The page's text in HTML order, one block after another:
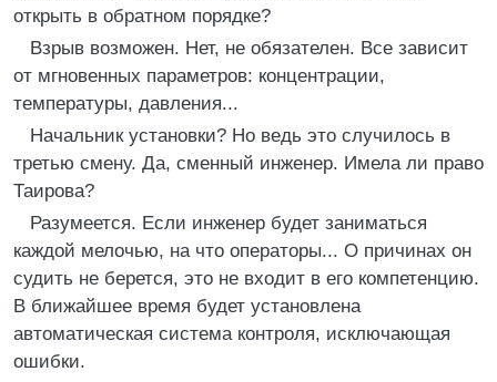
открыть в обратном порядке?
Взрыв возможен. Нет, не обязателен. Все зависит
от мгновенных параметров: концентрации,
температуры, давления...
Начальник установки? Но ведь это случилось в
третью смену. Да, сменный инженер. Имела ли право
Таирова?
Разумеется. Если инженер будет заниматься
каждой мелочью, на что операторы... О причинах он
судить не берется, это не входит в его компетенцию.
В ближайшее время будет установлена
автоматическая система контроля, исключающая
ошибки.